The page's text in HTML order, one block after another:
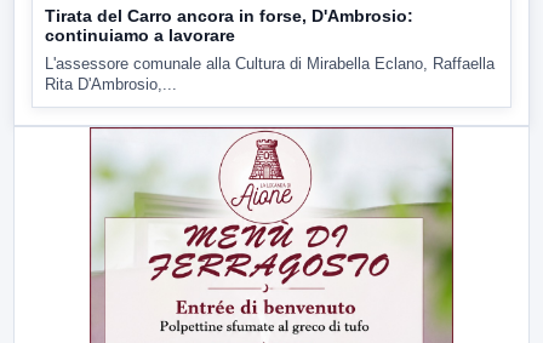
Tirata del Carro ancora in forse, D'Ambrosio:
continuiamo a lavorare
L'assessore comunale alla Cultura di Mirabella Eclano, Raffaella
Rita D'Ambrosio,...